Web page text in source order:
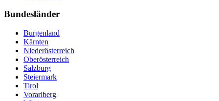
Bundesländer
Burgenland
Kärnten
Niederösterreich
Oberösterreich
Salzburg
Steiermark
Tirol
Vorarlberg